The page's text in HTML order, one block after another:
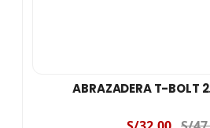
ABRAZADERA T-BOLT